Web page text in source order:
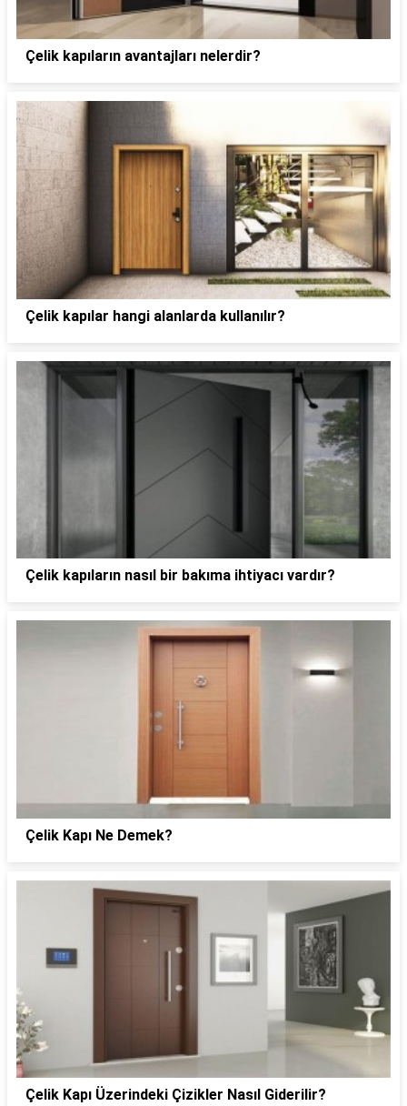
Çelik kapıların avantajları nelerdir?
Çelik kapılar hangi alanlarda kullanılır?
Çelik kapıların nasıl bir bakıma ihtiyacı vardır?
Çelik Kapı Ne Demek?
Çelik Kapı Üzerindeki Çizikler Nasıl Giderilir?